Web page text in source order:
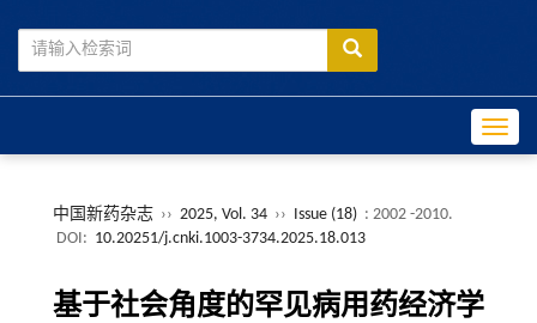
中国新药杂志 ›› 2025, Vol. 34 ›› Issue (18) : 2002 -2010.
DOI: 10.20251/j.cnki.1003-3734.2025.18.013
基于社会角度的罕见病用药经济学